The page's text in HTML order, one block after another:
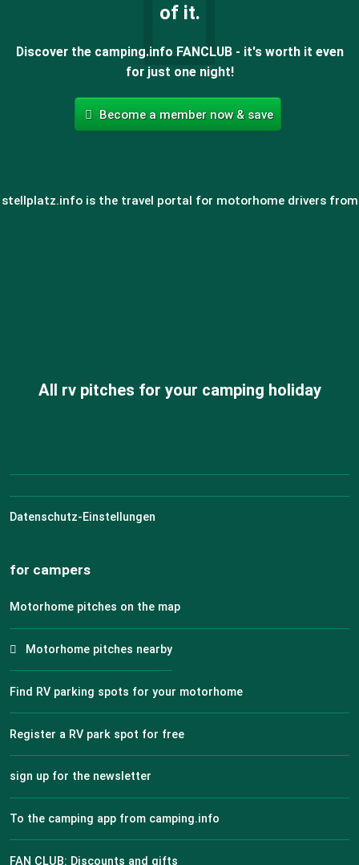
of it.
Discover the camping.info FANCLUB - it's worth it even
for just one night!
Become a member now & save
stellplatz.info is the travel portal for motorhome drivers from
All rv pitches for your camping holiday
Datenschutz-Einstellungen
for campers
Motorhome pitches on the map
Motorhome pitches nearby
Find RV parking spots for your motorhome
Register a RV park spot for free
sign up for the newsletter
To the camping app from camping.info
FAN CLUB: Discounts and gifts